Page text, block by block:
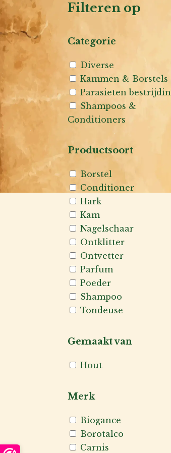
Filteren op
Categorie
Diverse
Kammen & Borstels
Parasieten
Shampoos &
Conditioners
Productsoort
Borstel
Conditioner
Hark
Kam
Nagelschaar
Ontklitter
Ontvetter
Parfum
Poeder
Shampoo
Tondeuse
Gemaakt van
Hout
Merk
Biogance
Borotalco
Carnis